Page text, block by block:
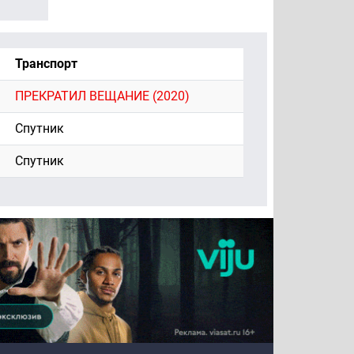
Транспорт
ПРЕКРАТИЛ ВЕЩАНИЕ (2020)
Спутник
Спутник